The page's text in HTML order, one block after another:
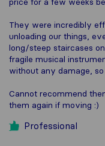
They were incredibly
unloading our things,
long/steep staircases
fragile musical
without any damage,
Cannot recommend
them again if moving :)
Professional